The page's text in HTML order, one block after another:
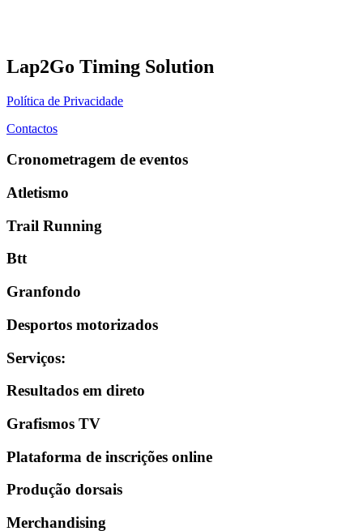
Lap2Go Timing Solution
Política de Privacidade
Contactos
Cronometragem de eventos
Atletismo
Trail Running
Btt
Granfondo
Desportos motorizados
Serviços:
Resultados em direto
Grafismos TV
Plataforma de inscrições online
Produção dorsais
Merchandising